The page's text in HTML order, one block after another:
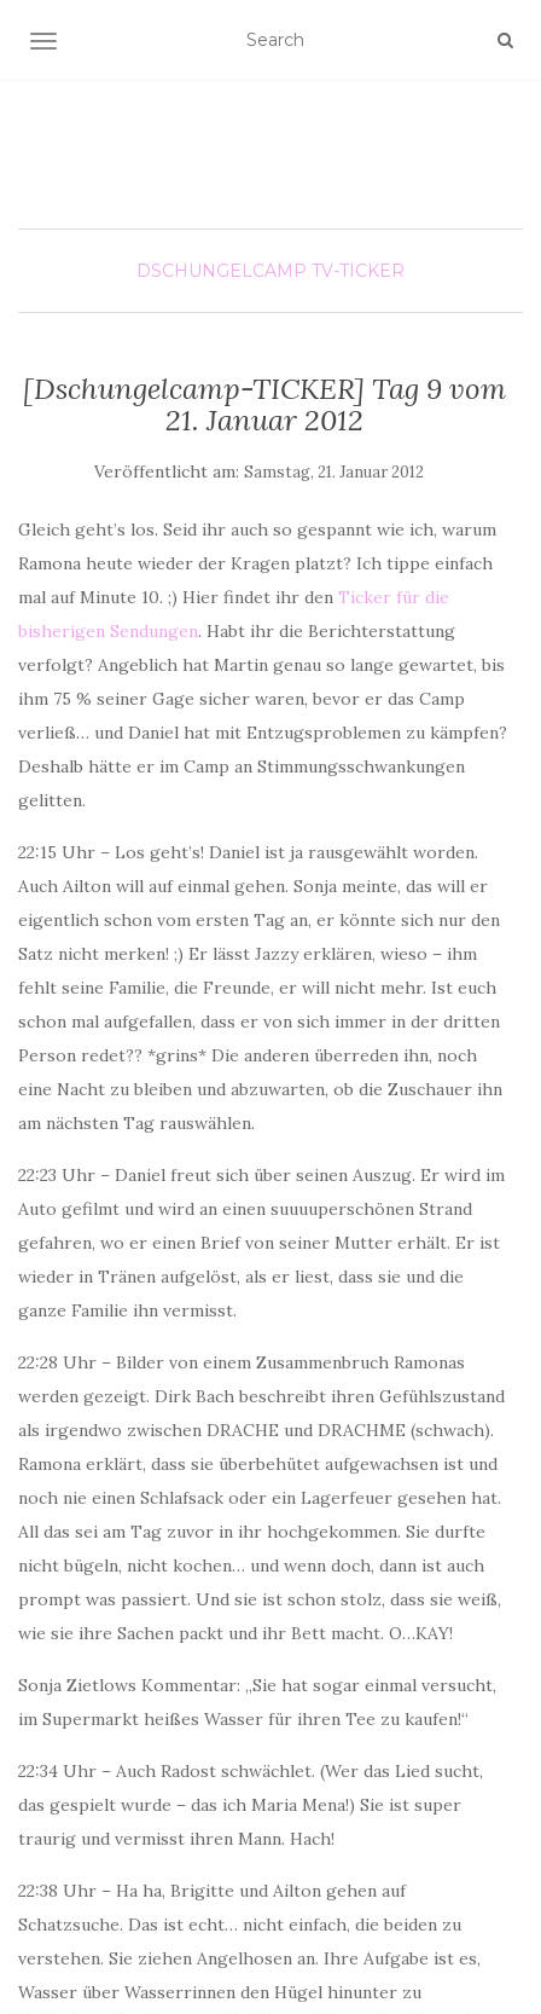
SCHALTE NAVIGATION
DSCHUNGELCAMP TV-TICKER
[Dschungelcamp-TICKER] Tag 9 vom
21. Januar 2012
Veröffentlicht am: Samstag, 21. Januar 2012
Gleich geht’s los. Seid ihr auch so gespannt wie ich, warum
Ramona heute wieder der Kragen platzt? Ich tippe einfach
mal auf Minute 10. ;) Hier findet ihr den Ticker für die
bisherigen Sendungen. Habt ihr die Berichterstattung
verfolgt? Angeblich hat Martin genau so lange gewartet, bis
ihm 75 % seiner Gage sicher waren, bevor er das Camp
verließ… und Daniel hat mit Entzugsproblemen zu kämpfen?
Deshalb hätte er im Camp an Stimmungsschwankungen
gelitten.
22:15 Uhr – Los geht’s! Daniel ist ja rausgewählt worden.
Auch Ailton will auf einmal gehen. Sonja meinte, das will er
eigentlich schon vom ersten Tag an, er könnte sich nur den
Satz nicht merken! ;) Er lässt Jazzy erklären, wieso – ihm
fehlt seine Familie, die Freunde, er will nicht mehr. Ist euch
schon mal aufgefallen, dass er von sich immer in der dritten
Person redet?? *grins* Die anderen überreden ihn, noch
eine Nacht zu bleiben und abzuwarten, ob die Zuschauer ihn
am nächsten Tag rauswählen.
22:23 Uhr – Daniel freut sich über seinen Auszug. Er wird im
Auto gefilmt und wird an einen suuuuperschönen Strand
gefahren, wo er einen Brief von seiner Mutter erhält. Er ist
wieder in Tränen aufgelöst, als er liest, dass sie und die
ganze Familie ihn vermisst.
22:28 Uhr – Bilder von einem Zusammenbruch Ramonas
werden gezeigt. Dirk Bach beschreibt ihren Gefühlszustand
als irgendwo zwischen DRACHE und DRACHME (schwach).
Ramona erklärt, dass sie überbehütet aufgewachsen ist und
noch nie einen Schlafsack oder ein Lagerfeuer gesehen hat.
All das sei am Tag zuvor in ihr hochgekommen. Sie durfte
nicht bügeln, nicht kochen… und wenn doch, dann ist auch
prompt was passiert. Und sie ist schon stolz, dass sie weiß,
wie sie ihre Sachen packt und ihr Bett macht. O…KAY!
Sonja Zietlows Kommentar: „Sie hat sogar einmal versucht,
im Supermarkt heißes Wasser für ihren Tee zu kaufen!“
22:34 Uhr – Auch Radost schwächlet. (Wer das Lied sucht,
das gespielt wurde – das ich Maria Mena!) Sie ist super
traurig und vermisst ihren Mann. Hach!
22:38 Uhr – Ha ha, Brigitte und Ailton gehen auf
Schatzsuche. Das ist echt… nicht einfach, die beiden zu
verstehen. Sie ziehen Angelhosen an. Ihre Aufgabe ist es,
Wasser über Wasserrinnen den Hügel hinunter zu